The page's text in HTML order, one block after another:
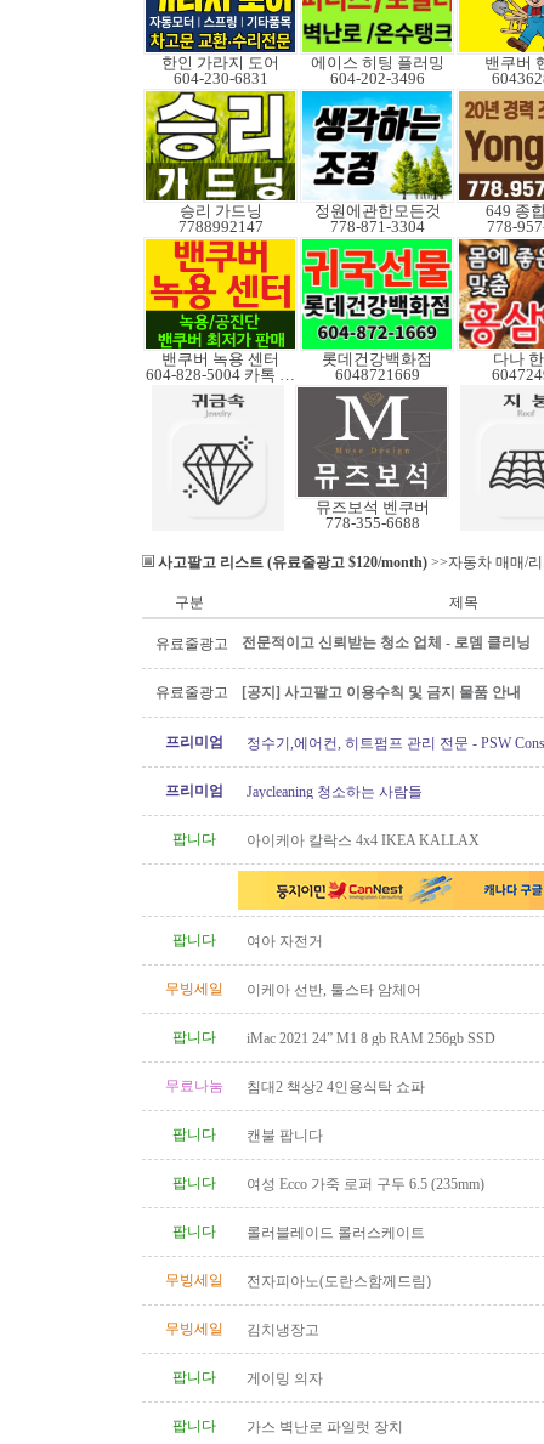
한인 가라지 도어
604-230-6831
에이스 히팅 플러밍
604-202-3496
밴쿠버
승리 가드닝
7788992147
정원에관한모든것
778-871-3304
649 종
778-
밴쿠버 녹용 센터
604-828-5004 카톡 Elkcanada
롯데건강백화점
6048721669
다나
뮤즈보석 벤쿠버
778-355-6688
사고팔고 리스트 (유료줄광고 $120/month) >>자동차 매매/
구분 제목
유료줄광고 전문적이고 신뢰받는 청소 업체 - 로뎀 클리닝
유료줄광고 [공지] 사고팔고 이용수칙 및 금지 물품 안내
프리미엄 정수기,에어컨, 히트펌프 관리 전문 - PSW
프리미엄 Jaycleaning 청소하는 사람들
팝니다 아이케아 칼락스 4x4 IKEA KALLAX
팝니다 여아 자전거
무빙세일 이케아 선반, 툴스타 암체어
팝니다 iMac 2021 24” M1 8 gb RAM 256gb SSD
무료나눔 침대2 책상2 4인용식탁 쇼파
팝니다 캔불 팝니다
팝니다 여성 Ecco 가죽 로퍼 구두 6.5 (235mm)
팝니다 롤러블레이드 롤러스케이트
무빙세일 전자피아노(도란스함께드림)
무빙세일 김치냉장고
팝니다 게이밍 의자
팝니다 가스 벽난로 파일럿 장치